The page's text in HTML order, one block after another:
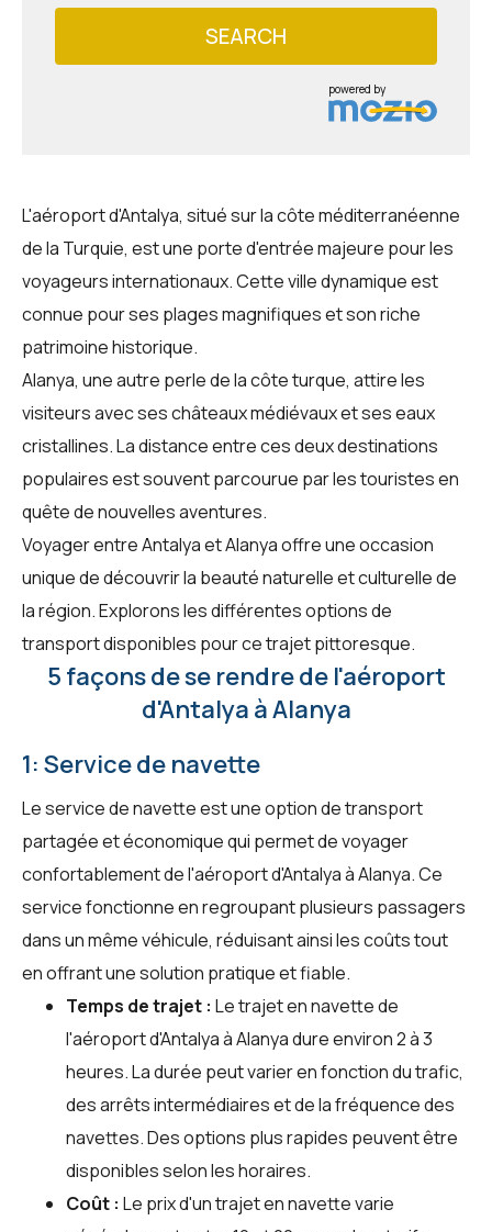
SEARCH
powered by
L'aéroport d'Antalya, situé sur la côte méditerranéenne
de la Turquie, est une porte d'entrée majeure pour les
voyageurs internationaux. Cette ville dynamique est
connue pour ses plages magnifiques et son riche
patrimoine historique.
Alanya, une autre perle de la côte turque, attire les
visiteurs avec ses châteaux médiévaux et ses eaux
cristallines. La distance entre ces deux destinations
populaires est souvent parcourue par les touristes en
quête de nouvelles aventures.
Voyager entre Antalya et Alanya offre une occasion
unique de découvrir la beauté naturelle et culturelle de
la région. Explorons les différentes options de
transport disponibles pour ce trajet pittoresque.
5 façons de se rendre de l'aéroport
d'Antalya à Alanya
1: Service de navette
Le service de navette est une option de transport
partagée et économique qui permet de voyager
confortablement de l'aéroport d'Antalya à Alanya. Ce
service fonctionne en regroupant plusieurs passagers
dans un même véhicule, réduisant ainsi les coûts tout
en offrant une solution pratique et fiable.
Temps de trajet : Le trajet en navette de
l'aéroport d'Antalya à Alanya dure environ 2 à 3
heures. La durée peut varier en fonction du trafic,
des arrêts intermédiaires et de la fréquence des
navettes. Des options plus rapides peuvent être
disponibles selon les horaires.
Coût : Le prix d'un trajet en navette varie